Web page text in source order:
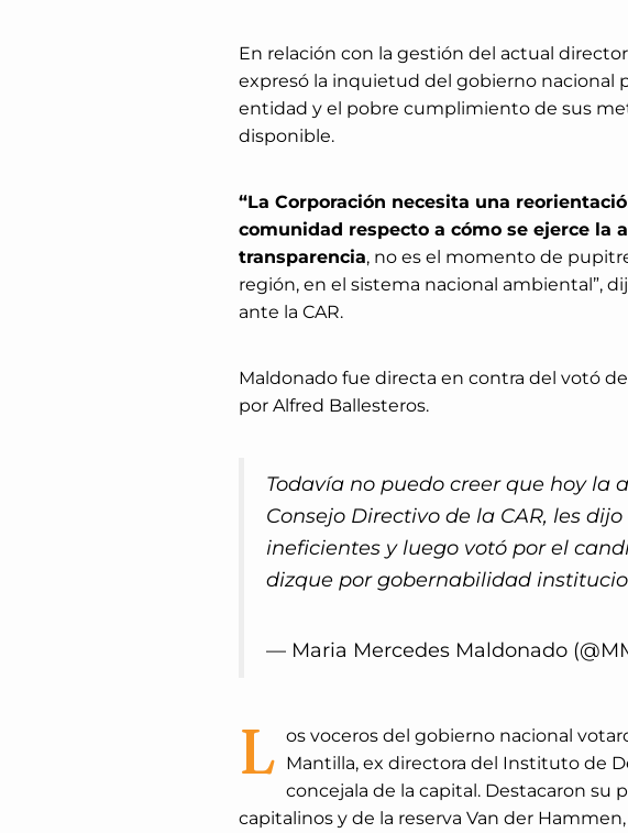
En relación con la gestión del actual
expresó la inquietud del gobierno nacional
entidad y el pobre cumplimiento de sus
disponible.
“La Corporación necesita una
comunidad respecto a cómo se ejerce la
transparencia, no es el momento de
región, en el sistema nacional ambiental”,
ante la CAR.
Maldonado fue directa en contra del votó
por Alfred Ballesteros.
Todavía no puedo creer que hoy la
Consejo Directivo de la CAR, les
ineficientes y luego votó por el
dizque por gobernabilidad
— Maria Mercedes Maldonado
L os voceros del gobierno nacional
Mantilla, ex directora del Instituto de
concejala de la capital. Destacaron su
capitalinos y de la reserva Van der